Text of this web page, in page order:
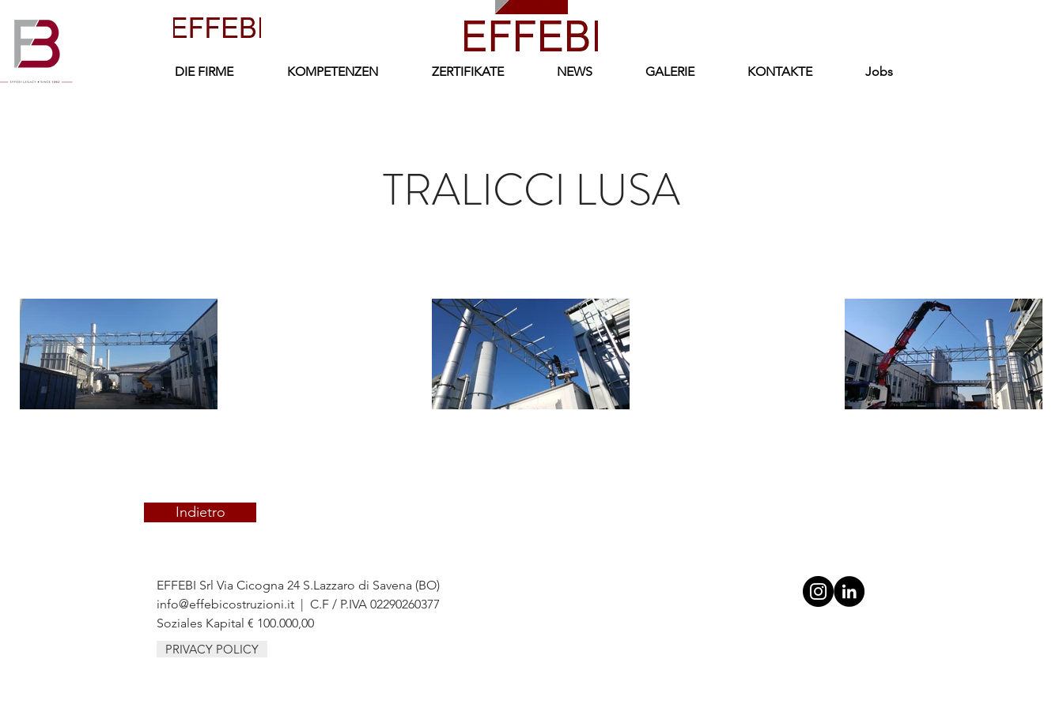
DIE FIRME KOMPETENZEN ZERTIFIKATE NEWS GALERIE KONTAKTE Jobs
TRALICCI LUSA
Indietro
EFFEBI Srl Via Cicogna 24 S.Lazzaro di Savena (BO)
info@effebicostruzioni.it | C.F / P.IVA 02290260377
Soziales Kapital € 100.000,00
PRIVACY POLICY